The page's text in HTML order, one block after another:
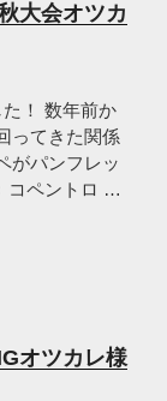
大会オツカ
！ 数年前か
ってきた関係
がパンフレッ
コペントロ …
オツカレ様